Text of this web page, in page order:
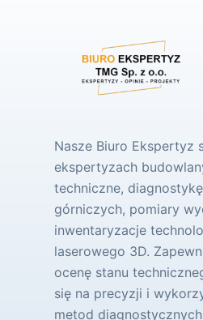
Nasze Biuro Ekspertyz
ekspertyzach
techniczne,
górniczych, pomiary
inwentaryzacje
laserowego 3D.
ocenę stanu
się na precyzji i
metod